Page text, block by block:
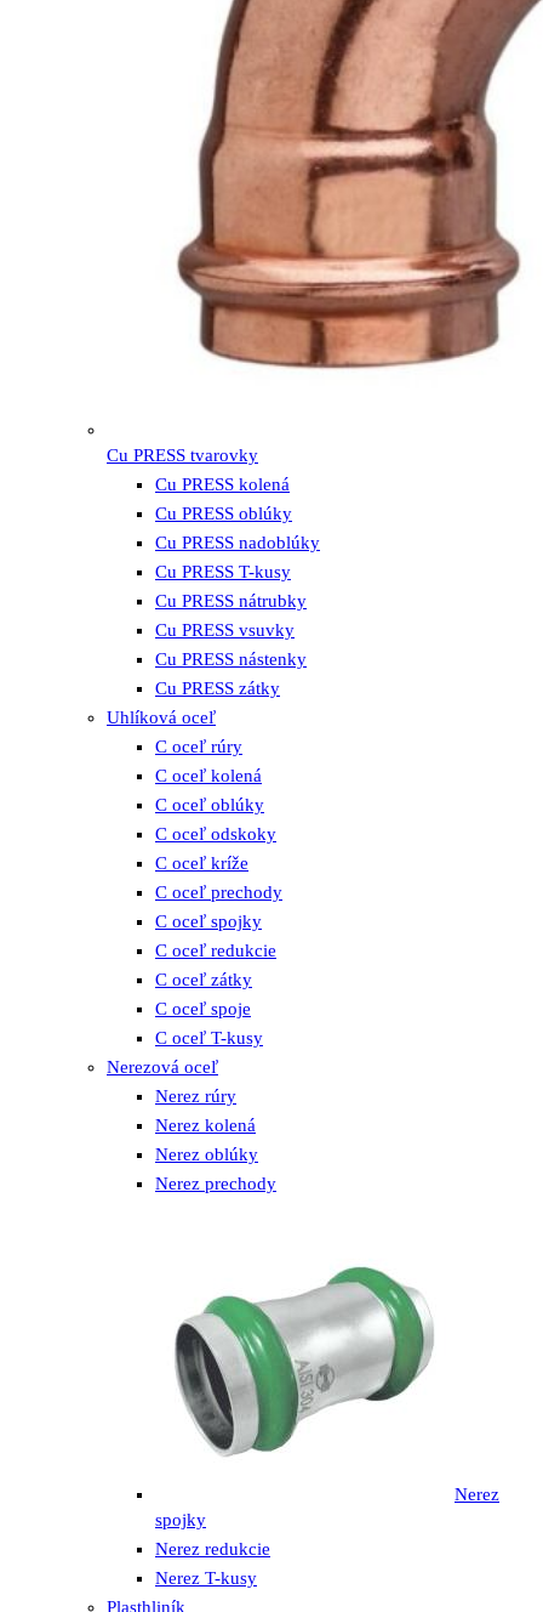
Cu PRESS tvarovky
Cu PRESS kolená
Cu PRESS oblúky
Cu PRESS nadoblúky
Cu PRESS T-kusy
Cu PRESS nátrubky
Cu PRESS vsuvky
Cu PRESS nástenky
Cu PRESS zátky
Uhlíková oceľ
C oceľ rúry
C oceľ kolená
C oceľ oblúky
C oceľ odskoky
C oceľ kríže
C oceľ prechody
C oceľ spojky
C oceľ redukcie
C oceľ zátky
C oceľ spoje
C oceľ T-kusy
Nerezová oceľ
Nerez rúry
Nerez kolená
Nerez oblúky
Nerez prechody
Nerez
spojky
Nerez redukcie
Nerez T-kusy
Plasthliník